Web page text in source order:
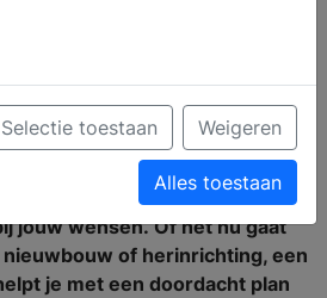
de basis voor een
bedrijfsruimte, boetiekhotel,
horecagelegenheid optimaal
Met een goed interieurontwerp
en sfeervolle omgeving
jouw wensen. Of het nu gaat
of herinrichting, een
je met een doordacht plan
Selectie toestaan Weigeren
Alles toestaan